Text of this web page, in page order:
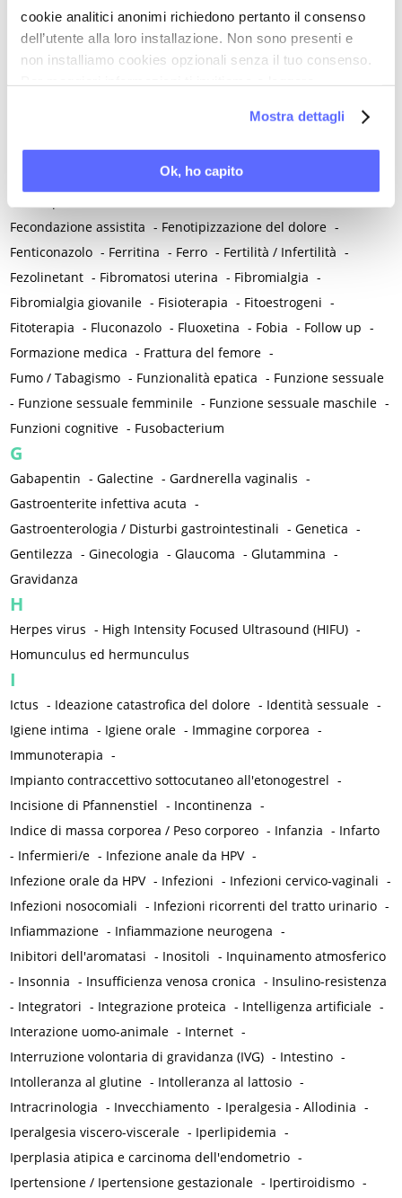
cookie analitici anonimi richiedono pertanto il consenso
dell’utente alla loro installazione. Non sono presenti e
non installiamo cookies opzionali senza il tuo consenso.
Mostra dettagli
Ok, ho capito
Farmaci anti-infiammatori non steroidei -Farmaci vasoattivi
Farmacie
-Farmacoresistenza
Fattori precipitanti
-
Fattori predisponenti -Fattori predittivi -Fattori psichici -
Fattori psicosessuali
Fecondazione assistita - Fenotipizzazione del dolore -
Fenticonazolo - Ferritina - Ferro - Fertilità / Infertilità -
Fezolinetant - Fibromatosi uterina - Fibromialgia -
Fibromialgia giovanile - Fisioterapia - Fitoestrogeni -
Fitoterapia - Fluconazolo - Fluoxetina - Fobia - Follow up -
Formazione medica - Frattura del femore -
Fumo / Tabagismo - Funzionalità epatica - Funzione sessuale
- Funzione sessuale femminile - Funzione sessuale maschile -
Funzioni cognitive - Fusobacterium
G
Gabapentin -Galectine -Gardnerella vaginalis -
Gastroenterite infettiva acuta -
Gastroenterologia / Disturbi gastrointestinali -Genetica -
Gentilezza -Ginecologia -Glaucoma -Glutammina -
Gravidanza
H
Herpes virus - High Intensity Focused Ultrasound (HIFU) -
Homunculus ed hermunculus
I
Ictus - Ideazione catastrofica del dolore - Identità sessuale -
Igiene intima - Igiene orale - Immagine corporea -
Immunoterapia -
Impianto contraccettivo sottocutaneo all'etonogestrel -
Incisione di Pfannenstiel - Incontinenza -
Indice di massa corporea / Peso corporeo - Infanzia - Infarto
- Infermieri/e - Infezione anale da HPV -
Infezione orale da HPV - Infezioni - Infezioni cervico-vaginali -
Infezioni nosocomiali - Infezioni ricorrenti del tratto urinario -
Infiammazione - Infiammazione neurogena -
Inibitori dell'aromatasi - Inositoli - Inquinamento atmosferico
- Insonnia - Insufficienza venosa cronica - Insulino-resistenza
- Integratori - Integrazione proteica - Intelligenza artificiale -
Interazione uomo-animale - Internet -
Interruzione volontaria di gravidanza (IVG) - Intestino -
Intolleranza al glutine - Intolleranza al lattosio -
Intracrinologia - Invecchiamento - Iperalgesia - Allodinia -
Iperalgesia viscero-viscerale - Iperlipidemia -
Iperplasia atipica e carcinoma dell'endometrio -
Ipertensione / Ipertensione gestazionale - Ipertiroidismo -